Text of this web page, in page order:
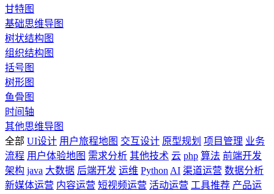
甘特图
基础思维导图
树状结构图
组织结构图
括号图
树形图
鱼骨图
时间轴
其他思维导图
全部 UI设计 用户旅程地图 交互设计 原型规划 项目管理 业务
流程 用户体验地图 需求分析 其他技术 云 php 算法 前端开发
架构 java 大数据 后端开发 运维 Python AI 渠道运营 数据分析
新媒体运营 内容运营 短视频运营 活动运营 工具推荐 产品运